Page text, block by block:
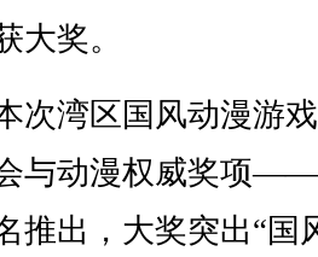
大奖。
湾区国风动漫游
与动漫权威奖项
推出，大奖突出“国